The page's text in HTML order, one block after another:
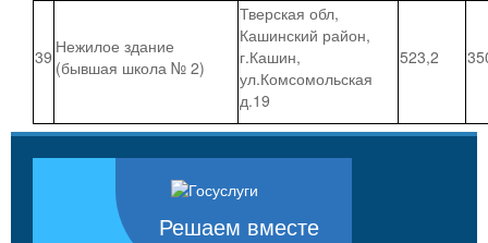
39 Нежилое здание
(бывшая школа № 2)
Тверская обл,
Кашинский район,
г.Кашин,
ул.Комсомольская
д.19
523,2
Решаем вместе